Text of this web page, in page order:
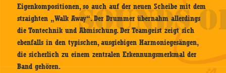
Eigenkompositionen, so auch auf der neuen Scheibe mit dem
straighten „Walk Away“. Der Drummer übernahm allerdings
die Tontechnik und Abmischung. Der Teamgeist zeigt sich
ebenfalls in den typischen, ausgiebigen Harmoniegesängen,
die sicherlich zu einem zentralen Erkennungsmerkmal der
Band gehören.